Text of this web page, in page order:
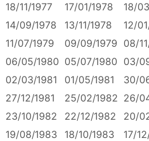
18/11/1977 17/01/1978
18/
14/09/1978 13/11/1978
12/
11/07/1979 09/09/1979 08/
06/05/1980 05/07/1980 03/
02/03/1981 01/05/1981
30/
27/12/1981 25/02/1982 26/
23/10/1982 22/12/1982
20/
19/08/1983 18/10/1983
17/